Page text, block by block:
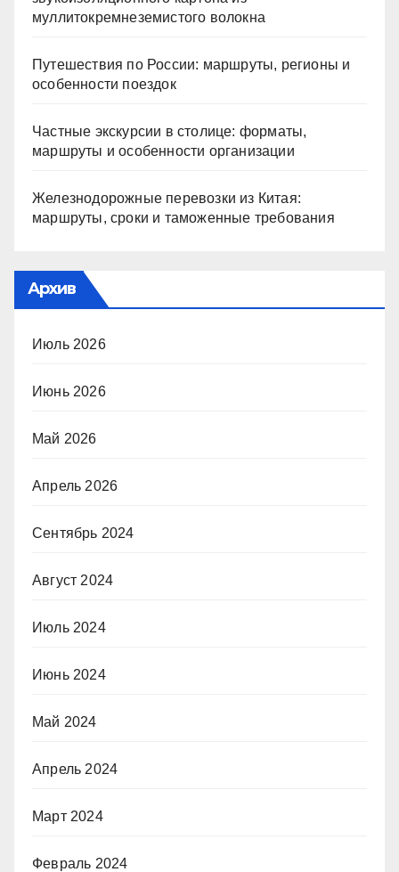
муллитокремнеземистого волокна
Путешествия по России: маршруты, регионы и
особенности поездок
Частные экскурсии в столице: форматы,
маршруты и особенности организации
Железнодорожные перевозки из Китая:
маршруты, сроки и таможенные требования
Архив
Июль 2026
Июнь 2026
Май 2026
Апрель 2026
Сентябрь 2024
Август 2024
Июль 2024
Июнь 2024
Май 2024
Апрель 2024
Март 2024
Февраль 2024